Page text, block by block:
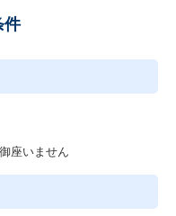
るものです。
ジニアのキャリア像
クノプロ・グループ。こ
IT社。
が活躍しており、あらゆ
り、技術者派遣をコア事
となっている。
件
座いません